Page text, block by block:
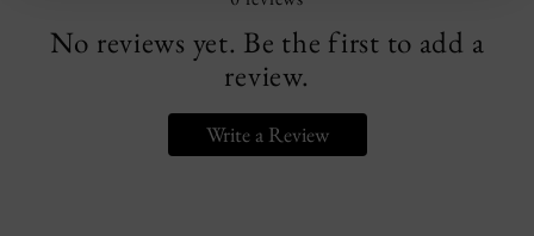
No reviews yet. Be the first to add a
review.
Write a Review